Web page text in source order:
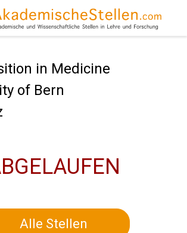
in Medicine
of Bern
Alle Stellen